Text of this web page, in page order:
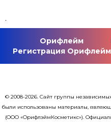
.
Орифлейм
Регистрация Орифлейм
© 2008-2026. Сайт группы
были использованы материалы,
(ООО «ОрифлэймКосметикс»).